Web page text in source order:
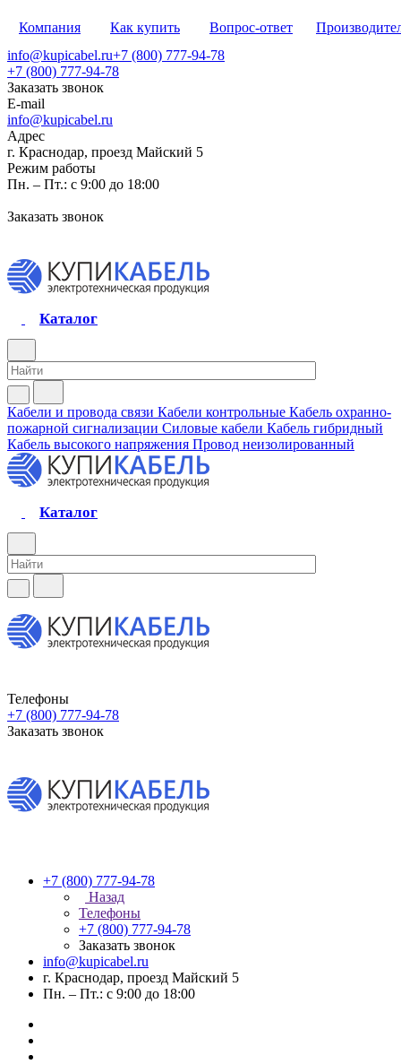
Компания Как купить Вопрос-ответ
info@kupicabel.ru+7 (800) 777-94-78
+7 (800) 777-94-78
Заказать звонок
E-mail
info@kupicabel.ru
Адрес
г. Краснодар, проезд Майский 5
Режим работы
Пн. – Пт.: с 9:00 до 18:00
Заказать звонок
Каталог
Кабели и провода связи Кабели контрольные Кабель охранно-
пожарной сигнализации Силовые кабели Кабель гибридный
Кабель высокого напряжения Провод неизолированный
Каталог
Телефоны
+7 (800) 777-94-78
Заказать звонок
+7 (800) 777-94-78
Назад
Телефоны
+7 (800) 777-94-78
Заказать звонок
info@kupicabel.ru
г. Краснодар, проезд Майский 5
Пн. – Пт.: с 9:00 до 18:00